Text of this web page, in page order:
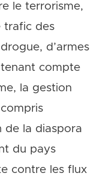
le terrorisme,
trafic des
d’armes
compte
la gestion
de la diaspora
du pays
contre les flux